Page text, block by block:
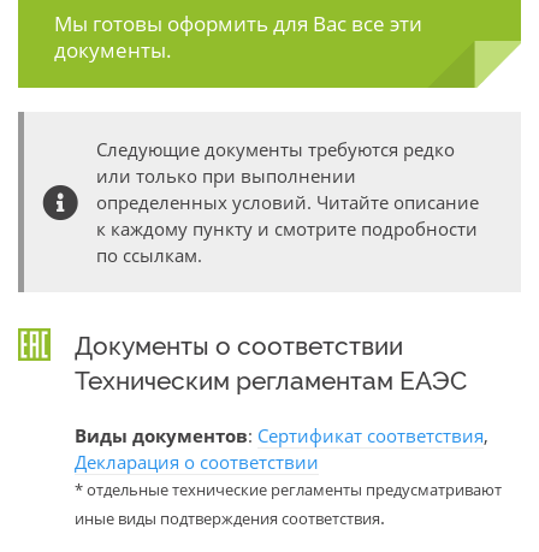
Мы готовы оформить для Вас все эти
документы.
Следующие документы требуются редко
или только при выполнении
определенных условий. Читайте описание
к каждому пункту и смотрите подробности
по ссылкам.
Документы о соответствии
Техническим регламентам ЕАЭС
Виды документов: Сертификат соответствия,
Декларация о соответствии
* отдельные технические регламенты предусматривают
иные виды подтверждения соответствия.